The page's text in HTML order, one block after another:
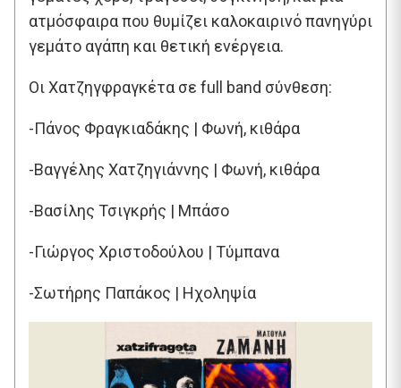
ατμόσφαιρα που θυμίζει καλοκαιρινό πανηγύρι
γεμάτο αγάπη και θετική ενέργεια.
Οι Χατζηγφραγκέτα σε full band σύνθεση:
-Πάνος Φραγκιαδάκης | Φωνή, κιθάρα
-Βαγγέλης Χατζηγιάννης | Φωνή, κιθάρα
-Βασίλης Τσιγκρής | Μπάσο
-Γιώργος Χριστοδούλου | Τύμπανα
-Σωτήρης Παπάκος | Ηχοληψία